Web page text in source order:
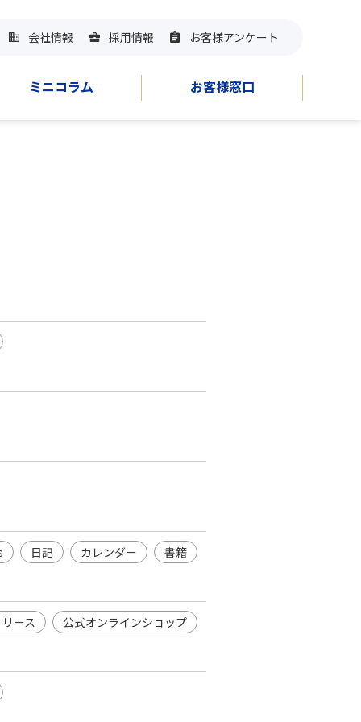
会社情報 採用情報 お客様アンケート
ミニコラム お客様窓口
日記 カレンダー 書籍
リース 公式オンラインショップ